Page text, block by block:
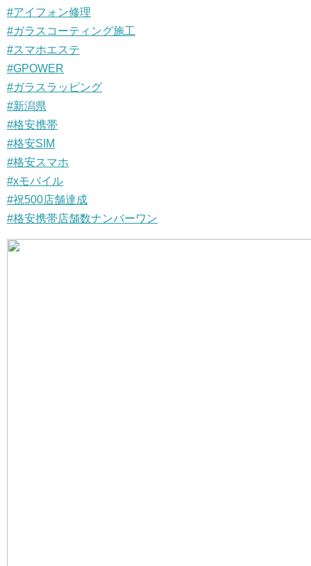
#アイフォン修理
#ガラスコーティング施工
#スマホエステ
#GPOWER
#ガラスラッピング
#新潟県
#格安携帯
#格安SIM
#格安スマホ
#xモバイル
#祝500店舗達成
#格安携帯店舗数ナンバーワン